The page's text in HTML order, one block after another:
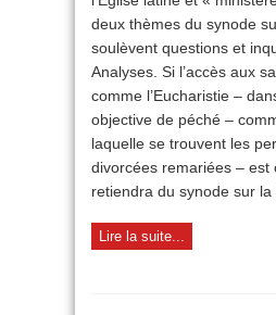
du
deux thèmes du synode
soulèvent questions et
Analyses. Si l’accès aux
comme l’Eucharistie –
objective de péché –
laquelle se trouvent les
divorcées remariées – est
retiendra du synode sur la
Lire la suite...